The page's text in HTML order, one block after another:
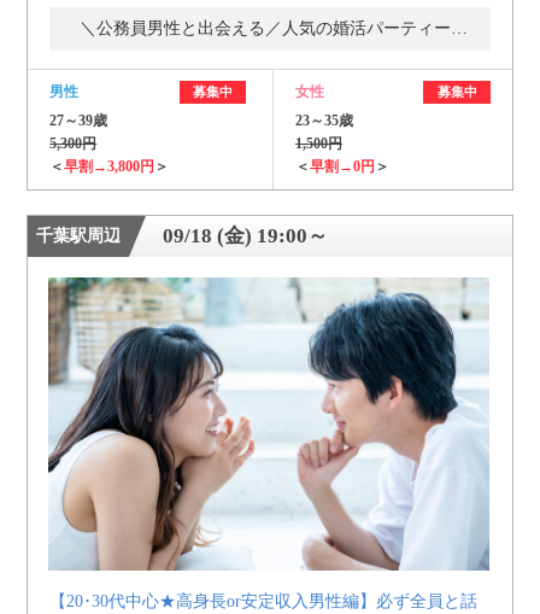
男性 募集中
27～39歳
5,300円
＜早割→3,800円 ＞
女性 募集中
23～35歳
1,500円
＜早割→0円 ＞
千葉駅周辺 09/18 (金) 19:00～
【20･30代中心★高身長or安定収入男性編】必ず全員と話